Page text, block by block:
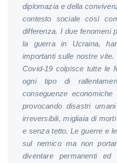
diplomazia e della
contesto sociale così
differenza. I due fenomeni
la guerra in Ucraina,
importanti sulle nostre
Covid-19 colpisce tutte le
ogni tipo di
conseguenze
provocando disastri
irreversibili, migliaia di
e senza tetto. Le guerre e
sul nemico ma non
diventare permanenti